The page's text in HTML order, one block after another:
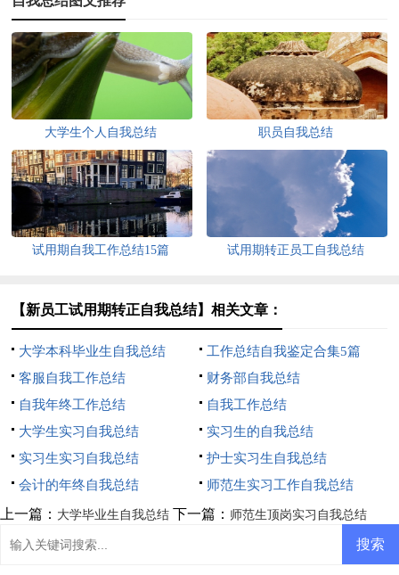
大学生个人自我总结 职员自我总结
试用期自我工作总结15篇 试用期转正员工自我总结
【新员工试用期转正自我总结】相关文章：
大学本科毕业生自我总结
工作总结自我鉴定合集5篇
客服自我工作总结
财务部自我总结
自我年终工作总结
自我工作总结
大学生实习自我总结
实习生的自我总结
实习生实习自我总结
护士实习生自我总结
会计的年终自我总结
师范生实习工作自我总结
上一篇： 大学毕业生自我总结 下一篇： 师范生顶岗实习自我总结